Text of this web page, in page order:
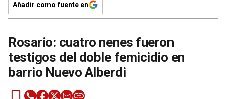
Añadir como fuente en
Rosario: cuatro nenes fueron
testigos del doble femicidio en
barrio Nuevo Alberdi